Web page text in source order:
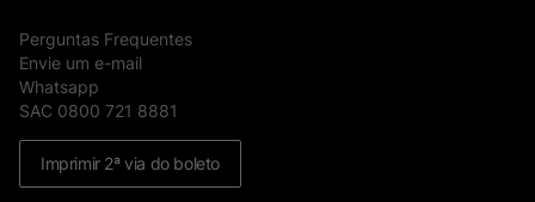
Perguntas Frequentes
Envie um e-mail
Whatsapp
SAC 0800 721 8881
Imprimir 2ª via do boleto